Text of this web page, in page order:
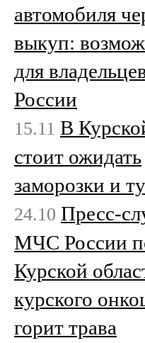
автомобиля
выкуп:
для
России
15.11 В
стоит ожидать
заморозки и
24.10 Пресс-
МЧС России
Курской
курского
горит трава